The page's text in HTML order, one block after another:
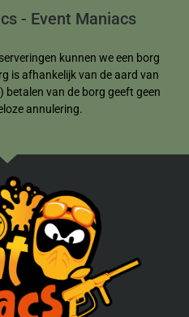
- Event Maniacs
kunnen we een borg
is afhankelijk van de aard van
betalen van de borg geeft geen
annulering.